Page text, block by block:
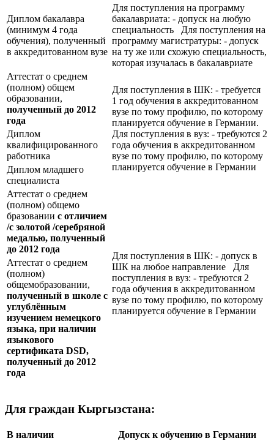
Диплом бакалавра
(минимум 4 года
обучения), полученный
в аккредитованном вузе
Для поступления на программу
бакалавриата: - допуск на любую
специальность Для поступления на
программу магистратуры: - допуск
на ту же или схожую специальность,
которая изучалась в бакалавриате
Аттестат о среднем
(полном) общем
образовании,
полученный до 2012
года
Для поступления в ШК: - требуется
1 год обучения в аккредитованном
вузе по тому профилю, по которому
планируется обучение в Германии.
Для поступления в вуз: - требуются 2
года обучения в аккредитованном
вузе по тому профилю, по которому
планируется обучение в Германии
Диплом
квалифицированного
работника
Диплом младшего
специалиста
Аттестат о среднем
(полном) общемо
бразовании с отличием
/с золотой /серебряной
медалью, полученный
до 2012 года
Для поступления в ШК: - допуск в
ШК на любое направление Для
поступления в вуз: - требуются 2
года обучения в аккредитованном
вузе по тому профилю, по которому
планируется обучение в Германии
Аттестат о среднем
(полном)
общемобразовании,
полученный в школе с
углублённым
изучением немецкого
языка, при наличии
языкового
сертификата DSD,
полученный до 2012
года
Для граждан Кыргызстана:
В наличии
Допуск к обучению в Германии